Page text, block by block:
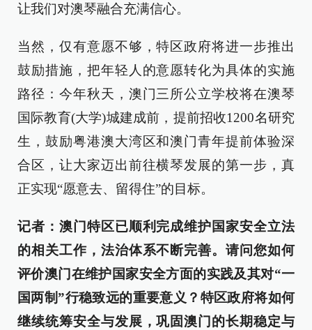
让我们对澳琴融合充满信心。
当然，仅有意愿不够，特区政府将进一步推出
鼓励措施，把年轻人的意愿转化为具体的实施
路径：今年秋天，澳门三所公立学校将在澳琴
国际教育(大学)城建成前，提前招收1200名研究
生，鼓励粤港澳大湾区和澳门青年提前体验深
合区，让大家迈出前往横琴发展的第一步，真
正实现“愿意去、留得住”的目标。
记者：澳门特区已顺利完成维护国家安全立法
的相关工作，法治体系不断完善。请问您如何
评价澳门在维护国家安全方面的实践及其对“一
国两制”行稳致远的重要意义？特区政府将如何
继续统筹安全与发展，巩固澳门的长期稳定与